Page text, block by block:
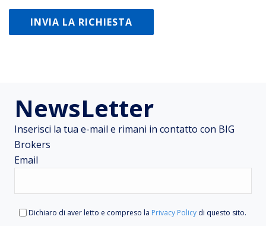
NewsLetter
Inserisci la tua e-mail e rimani in contatto con BIG
Brokers
Email
Dichiaro di aver letto e compreso la Privacy Policy di questo sito.